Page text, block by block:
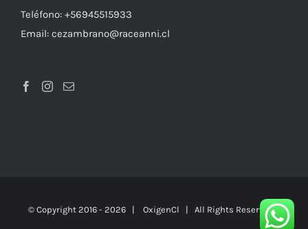
Teléfono: +56945515933
Email: cezambrano@raceanni.cl
© Copyright 2016 - 2026 | OxigenCl | All Rights Reserved